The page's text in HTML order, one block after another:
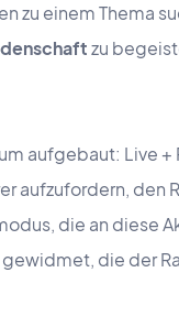
zu einem Thema
zu
aufgebaut: Live
aufzufordern, den
die an diese
die der